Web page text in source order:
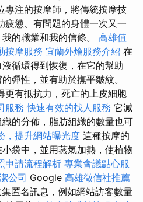
專注的按摩師，將傳統按摩技
疲憊、有問題的身體一次又一
的職業和我的信條。 高雄值
按摩服務 宜蘭外燴服務介紹 在
循環得到恢復，在它的幫助
彈性，並有助於撫平皺紋。
更有抵抗力，死亡的上皮細胞
服務 快速有效的找人服務 它減
的分佈，脂肪組織的數量也可
，提升網站曝光度 這種按摩的
袋中，並用蒸氣加熱，使植物
申請流程解析 專業會議點心服
公司 Google 高雄徵信社推薦
匿名訊息，例如網站訪客數量